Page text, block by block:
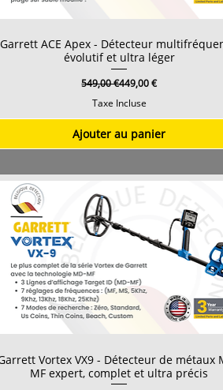
Garrett ACE Apex - Détecteur
évolutif et ultra léger
Prix original
549,00 €Prix promotionnel
449,00 €
Taxe Incluse
Ajouter au panier
Vortex VX9 - Détecteur de métaux
MF expert, complet et ultra précis